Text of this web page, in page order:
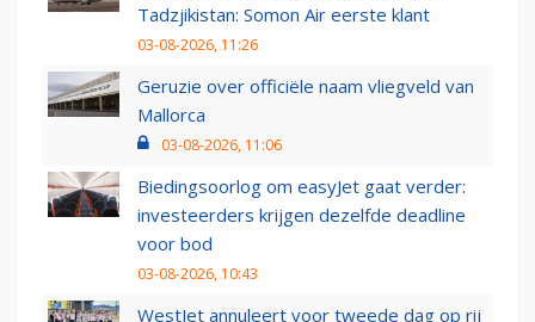
Tadzjikistan: Somon Air eerste klant
03-08-2026, 11:26
Geruzie over officiële naam vliegveld van
Mallorca
03-08-2026, 11:06
Biedingsoorlog om easyJet gaat verder:
investeerders krijgen dezelfde deadline
voor bod
03-08-2026, 10:43
WestJet annuleert voor tweede dag op rij